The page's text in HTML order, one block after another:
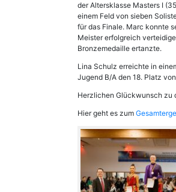
der Altersklasse Masters I
einem Feld von sieben
für das Finale. Marc konnte
Meister erfolgreich
Bronzemedaille ertanzte.
Lina Schulz erreichte in
Jugend B/A den 18. Platz
Herzlichen Glückwunsch zu
Hier geht es zum